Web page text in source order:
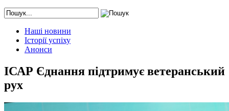
Наші новини
Історії успіху
Анонси
ІСАР Єднання підтримує ветеранський
рух